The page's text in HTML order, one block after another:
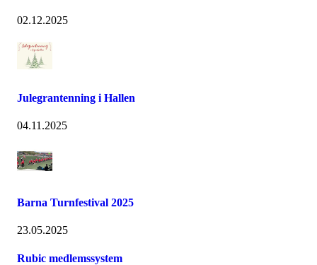
02.12.2025
Julegrantenning i Hallen
04.11.2025
Barna Turnfestival 2025
23.05.2025
Rubic medlemssystem